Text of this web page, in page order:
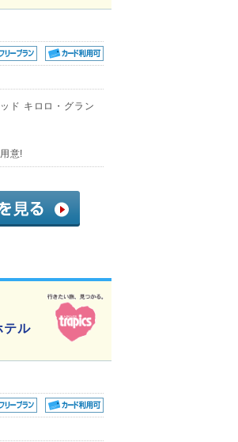
ド キロロ・グラン
意!
テル